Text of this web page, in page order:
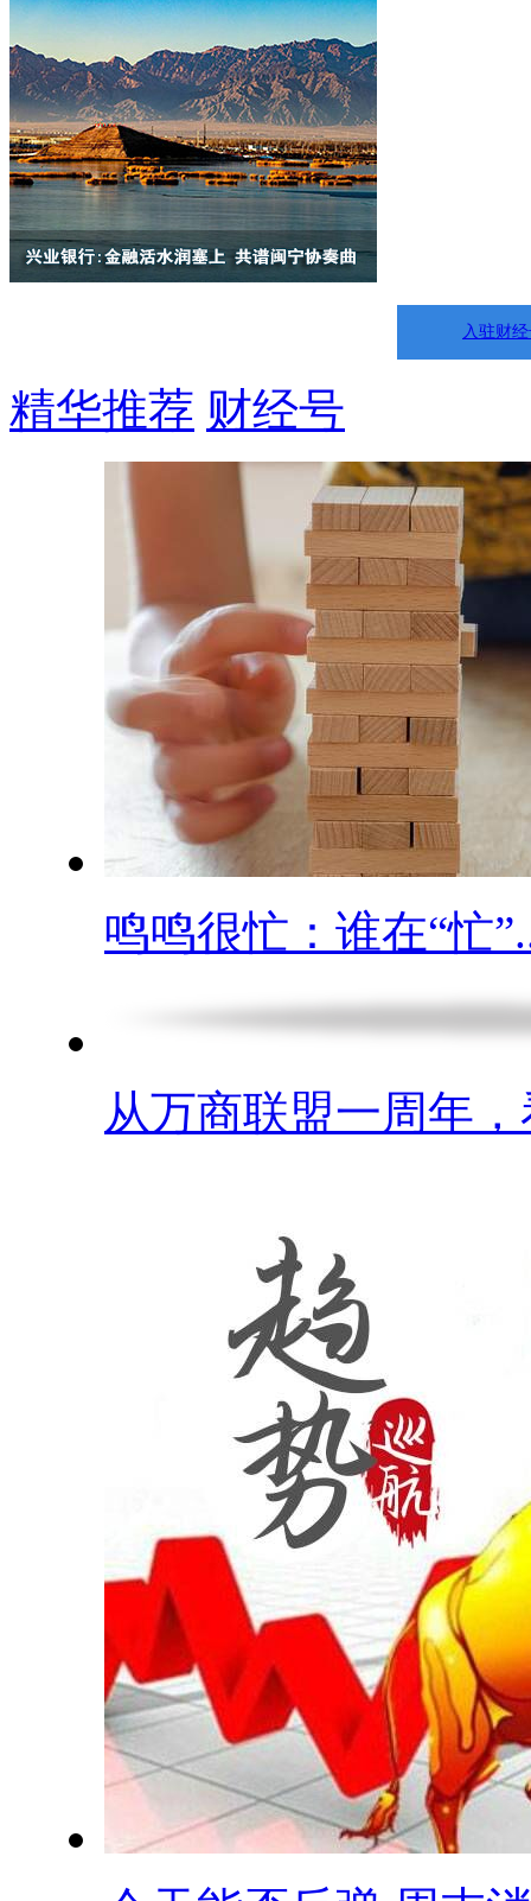
入驻财
精华推荐 财经号
鸣鸣很忙：谁在“忙
从万商联盟一周年，